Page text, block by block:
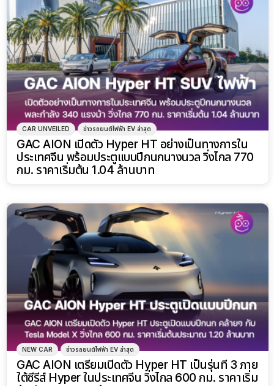
CAR UNVEILED ข่าวรถยนต์ไฟฟ้า EV ล่าสุด
GAC AION เปิดตัว Hyper HT อย่างเป็นทางการใน
ประเทศจีน พร้อมประตูแบบปีกนกนางนวล วิ่งไกล 770
กม. ราคาเริ่มต้น 1.04 ล้านบาท
NEW CAR ข่าวรถยนต์ไฟฟ้า EV ล่าสุด
GAC AION เตรียมเปิดตัว Hyper HT เป็นรุ่นที่ 3 ภาย
ใต้ซีรีส์ Hyper ในประเทศจีน วิ่งไกล 600 กม. ราคาเริ่ม